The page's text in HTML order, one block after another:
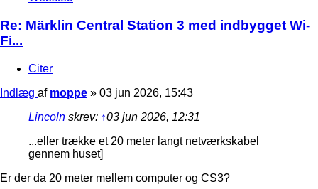
Re: Märklin Central Station 3 med indbygget Wi-
Fi...
Citer
Indlæg af moppe » 03 jun 2026, 15:43
Lincoln skrev: ↑03 jun 2026, 12:31
...eller trække et 20 meter langt netværkskabel
gennem huset]
Er der da 20 meter mellem computer og CS3?